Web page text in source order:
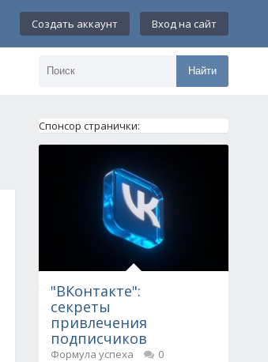
Создать аккаунт Вход на сайт
Найти
Спонсор странички:
"ВКонтакте":
секреты
привлечения
подписчиков
Формула успеха
0